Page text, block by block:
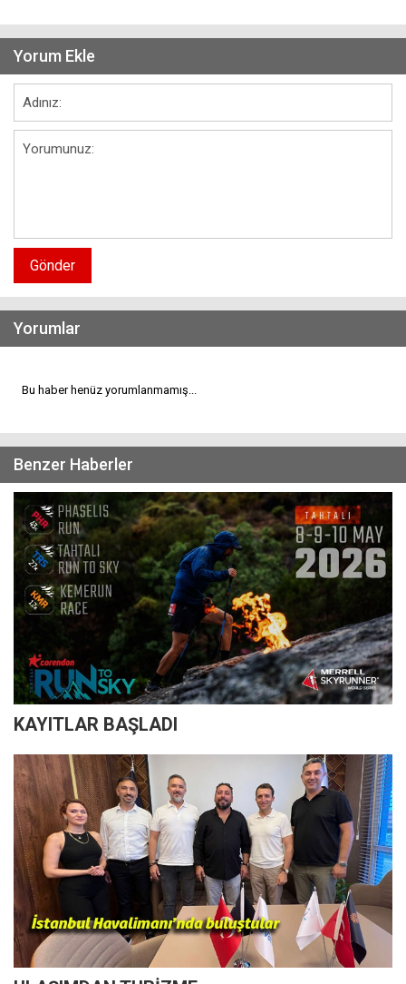
Yorum Ekle
Gönder
Yorumlar
Bu haber henüz yorumlanmamış...
Benzer Haberler
KAYITLAR BAŞLADI